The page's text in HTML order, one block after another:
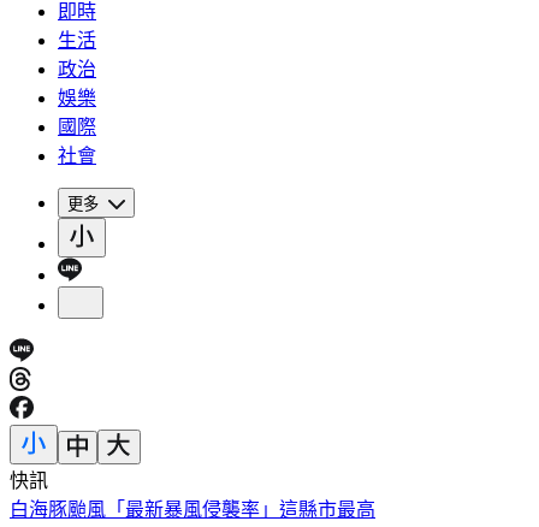
即時
生活
政治
娛樂
國際
社會
更多
快訊
任天堂財報亮眼！Switch 2銷量暴跌34% 九月調漲售價